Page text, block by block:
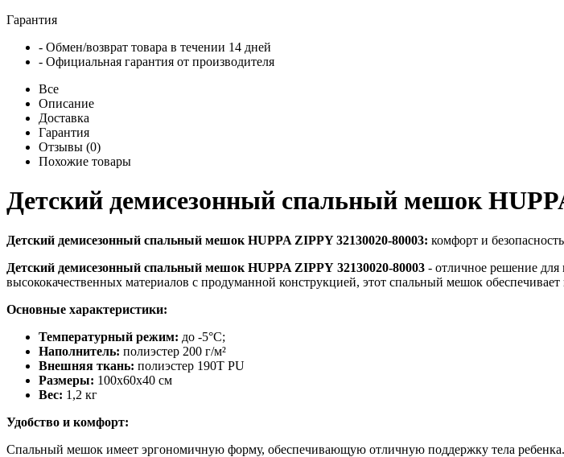
Гарантия
- Обмен/возврат товара в течении 14 дней
- Официальная гарантия от производителя
Все
Описание
Доставка
Гарантия
Отзывы (0)
Похожие товары
Детский демисезонный спальный мешок
Детский демисезонный спальный мешок HUPPA ZIPPY 32130020-80003: комфорт и
Детский демисезонный спальный мешок HUPPA ZIPPY 32130020-80003 - отличное решение для
высококачественных материалов с продуманной конструкцией, этот спальный мешок
Основные характеристики:
Температурный режим: до -5°С;
Наполнитель: полиэстер 200 г/м²
Внешняя ткань: полиэстер 190T PU
Размеры: 100x60x40 см
Вес: 1,2 кг
Удобство и комфорт:
Спальный мешок имеет эргономичную форму, обеспечивающую отличную поддержку тела